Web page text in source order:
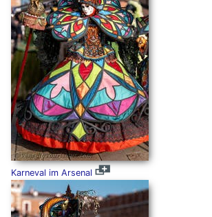
Karneval im Arsenal